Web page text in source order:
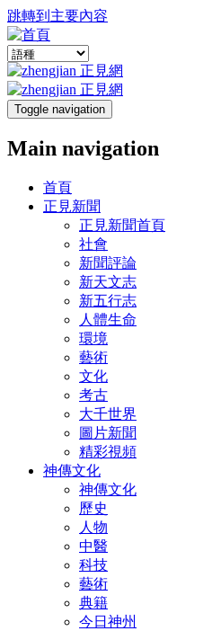
跳轉到主要內容
Toggle navigation
Main navigation
首頁
正見新聞
正見新聞首頁
社會
新聞評論
新天文志
新五行志
人體生命
環境
藝術
文化
考古
大千世界
圖片新聞
精彩視頻
神傳文化
神傳文化
歷史
人物
中醫
科技
藝術
典籍
今日神州